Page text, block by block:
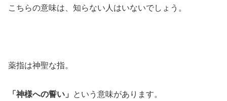
こちらの意味は、知らない人はいないでしょう。
薬指は神聖な指。
「神様への誓い」 という意味があります。